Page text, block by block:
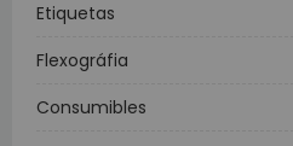
Etiquetas
Flexográfia
Consumibles